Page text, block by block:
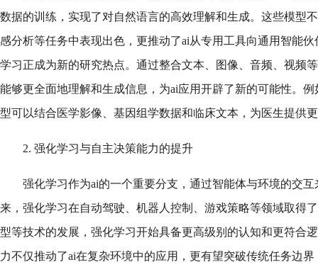
数据的训练，实现了对自然语言的高效理解和生成。这些模型
感分析等任务中表现出色，更推动了ai从专用工具向通用智能
学习正成为新的研究热点。通过整合文本、图像、音频、视频
能够更全面地理解和生成信息，为ai应用开辟了新的可能性。
型可以结合医学影像、基因组学数据和临床文本，为医生提供
2. 强化学习与自主决策能力的提升
强化学习作为ai的一个重要分支，通过智能体与环境的交
来，强化学习在自动驾驶、机器人控制、游戏策略等领域取得
型等技术的发展，强化学习开始具备更高级别的认知和更符合
力不仅推动了ai在复杂环境中的应用，更有望突破传统任务边